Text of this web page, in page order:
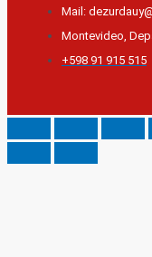
Mail:
Montevideo,
+598 91 915 515